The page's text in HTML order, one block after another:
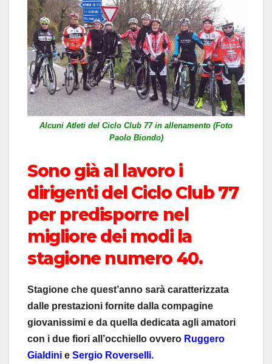
Alcuni Atleti del Ciclo Club 77 in allenamento (Foto
Paolo Biondo)
Sono già al lavoro i
dirigenti del Ciclo Club 77
per predisporre nel
migliore dei modi la
stagione numero 40.
Stagione che quest’anno sarà caratterizzata
dalle prestazioni fornite dalla compagine
giovanissimi e da quella dedicata agli amatori
con i due fiori all’occhiello ovvero Ruggero
Gialdini e Sergio Roverselli.